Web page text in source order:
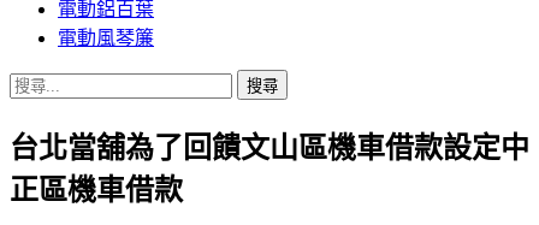
電動鋁百葉
電動風琴簾
搜
關
鍵
字:
台北當舖為了回饋文山區機車借款設定中
正區機車借款